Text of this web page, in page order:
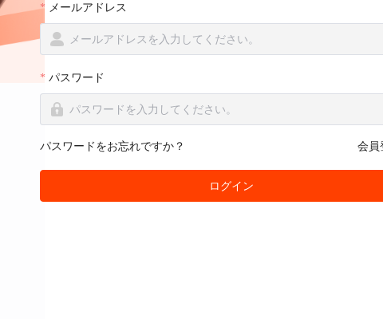
メールアドレス
パスワード
パスワードをお忘れですか？ 会員
ログイン